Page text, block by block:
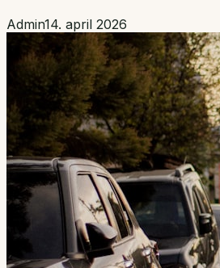
Admin14. april 2026